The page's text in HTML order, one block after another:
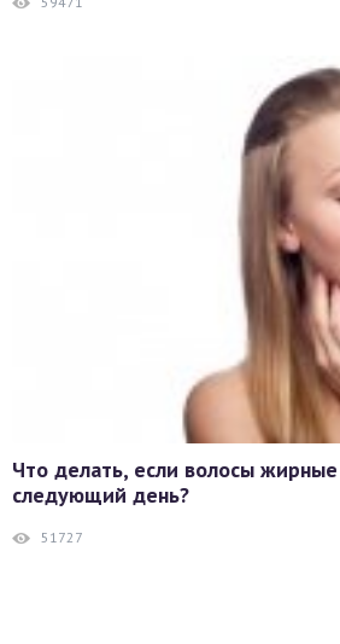
Что делать, если волосы
следующий день?
51727